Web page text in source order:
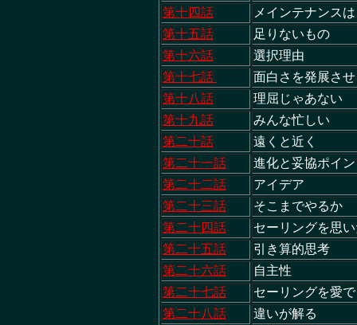
第十四話
メインテナンス
第十五話
足りないもの
第十六話
選択理由
第十七話
面白さを発展さ
第十八話
理屈じゃあない
第十九話
みんな忙しい
第二十話
遠くと近く
第二十一話
進化と妥協ポイ
第二十二話
アイデア
第二十三話
そこまでやるか
第二十四話
セーリングを思
第二十五話
引き算的思考
第二十六話
自主性
第二十七話
セーリングを愛
第二十八話
違いが解る